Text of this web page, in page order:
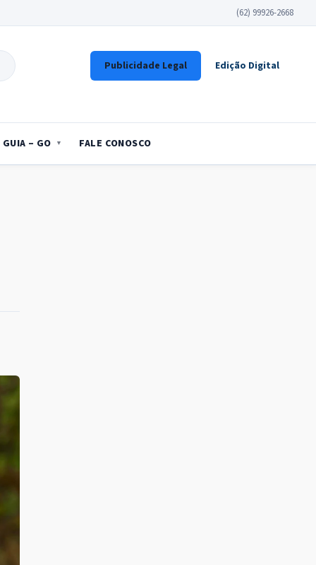
(62) 99926-2668
Publicidade Legal Edição Digital
GUIA – GO FALE CONOSCO